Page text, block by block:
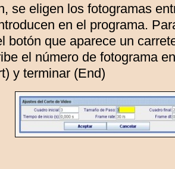
se eligen los fotogramas
en el programa.
botón que aparece un
el número de fotograma
y terminar (End)